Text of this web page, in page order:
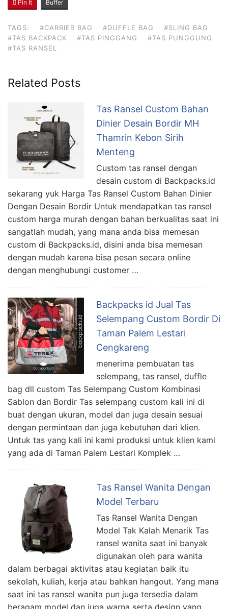
Pin It Buffer
TAGS: #CARRIER BAG #DUFFLE BAG
#SLING BAG
#TAS BACKPACK
#TAS PINGGANG
#TAS PUNGGUNG
#TAS RANSEL
Related Posts
Tas Ransel Custom Bahan
Dinier Desain Bordir MH
Thamrin Kebon Sirih
Menteng
Custom tas ransel dengan
desain custom di Backpacks.id
sekarang yuk Harga Tas Ransel Custom Bahan Dinier
Dengan Desain Bordir Untuk mendapatkan tas ransel
custom harga murah dengan bahan berkualitas saat ini
sangatlah mudah, yang mana anda bisa memesan
custom di Backpacks.id, disini anda bisa memesan
dengan mudah karena bisa pesan secara online
dengan menghubungi customer …
Backpacks id Jual Tas
Selempang Custom Bordir Di
Taman Palem Lestari
Cengkareng
menerima pembuatan tas
selempang, tas ransel, duffle
bag dll custom Tas Selempang Custom Kombinasi
Sablon dan Bordir Tas selempang custom kali ini di
buat dengan ukuran, model dan juga desain sesuai
dengan permintaan dan juga kebutuhan dari klien.
Untuk tas yang kali ini kami produksi untuk klien kami
yang ada di Taman Palem Lestari Komplek …
Tas Ransel Wanita Dengan
Model Terbaru
Tas Ransel Wanita Dengan
Model Tak Kalah Menarik Tas
ransel wanita saat ini banyak
digunakan oleh para wanita
dalam berbagai aktivitas atau kegiatan baik itu
sekolah, kuliah, kerja atau bahkan hangout. Yang mana
saat ini tas ransel wanita pun juga tersedia dalam
beragam model dan juga warna serta design yang